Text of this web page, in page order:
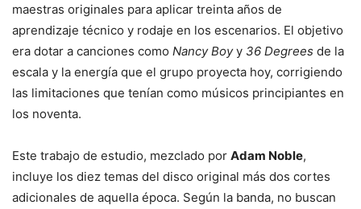
maestras originales para aplicar treinta años de
aprendizaje técnico y rodaje en los escenarios. El objetivo
era dotar a canciones como Nancy Boyy 36 Degrees de la
escala y la energía que el grupo proyecta hoy, corrigiendo
las limitaciones que tenían como músicos principiantes en
los noventa.
Este trabajo de estudio, mezclado por Adam Noble,
incluye los diez temas del disco original más dos cortes
adicionales de aquella época. Según la banda, no buscan